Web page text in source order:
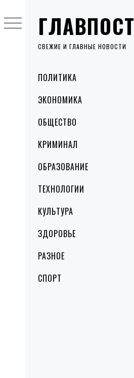
ГЛАВПОСТ
СВЕЖИЕ И ГЛАВНЫЕ НОВОСТИ
MenuПОЛИТИКА
ЭКОНОМИКА
ОБЩЕСТВО
КРИМИНАЛ
ОБРАЗОВАНИЕ
ТЕХНОЛОГИИ
КУЛЬТУРА
ЗДОРОВЬЕ
РАЗНОЕ
СПОРТ
to
content